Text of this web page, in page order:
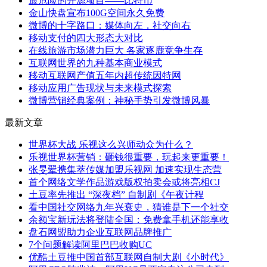
金山快盘宣布100G空间永久免费
微博的十字路口：媒体向左，社交向右
移动支付的四大形态大对比
在线旅游市场潜力巨大 各家逐鹿竞争生存
互联网世界的九种基本商业模式
移动互联网产值五年内超传统因特网
移动应用广告现状与未来模式探索
微博营销经典案例：神秘手势引发微博风暴
最新文章
世界杯大战 乐视这么兴师动众为什么？
乐视世界杯营销：砸钱很重要，玩起来更重要！
张旻翚携集萃传媒加盟乐视网 加速实现生态营
首个网络文学作品游戏版权拍卖会或将亮相CJ
土豆率先推出 “深夜档” 自制剧《午夜计程
看中国社交网络九年兴衰史，猜谁是下一个社交
余额宝新玩法将登陆全国：免费拿手机还能享收
盘石网盟助力企业互联网品牌推广
7个问题解读阿里巴巴收购UC
优酷土豆推中国首部互联网自制大剧《小时代》